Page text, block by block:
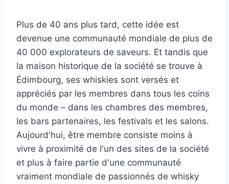
Plus de 40 ans plus tard, cette idée est
devenue une communauté mondiale de plus de
40 000 explorateurs de saveurs. Et tandis que
la maison historique de la société se trouve à
Édimbourg, ses whiskies sont versés et
appréciés par les membres dans tous les coins
du monde – dans les chambres des membres,
les bars partenaires, les festivals et les salons.
Aujourd'hui, être membre consiste moins à
vivre à proximité de l'un des sites de la société
et plus à faire partie d'une communauté
vraiment mondiale de passionnés de whisky